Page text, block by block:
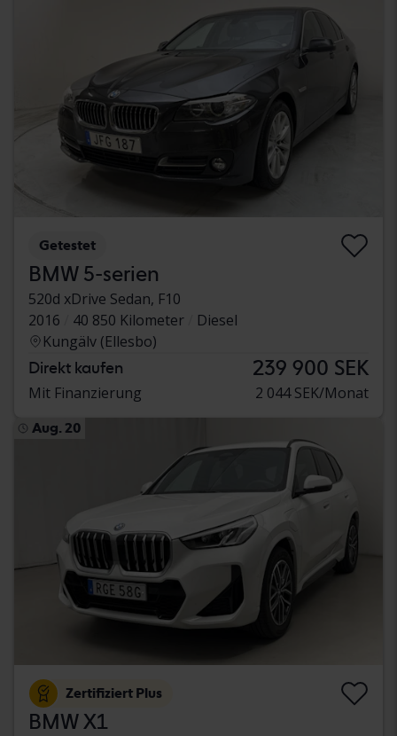
Getestet
BMW 5-serien
520d xDrive Sedan, F10
2016
40 850 Kilometer
Diesel
Kungälv (Ellesbo)
Direkt kaufen 239 900 SEK
Mit Finanzierung 2 044 SEK/Monat
Aug. 20
Zertifiziert Plus
BMW X1